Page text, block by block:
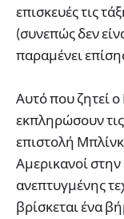
επισκευές τις
(συνεπώς δεν
παραμένει
Αυτό που ζητεί
εκπληρώσουν
επιστολή
Αμερικανοί
ανεπτυγμένης
βρίσκεται ένα